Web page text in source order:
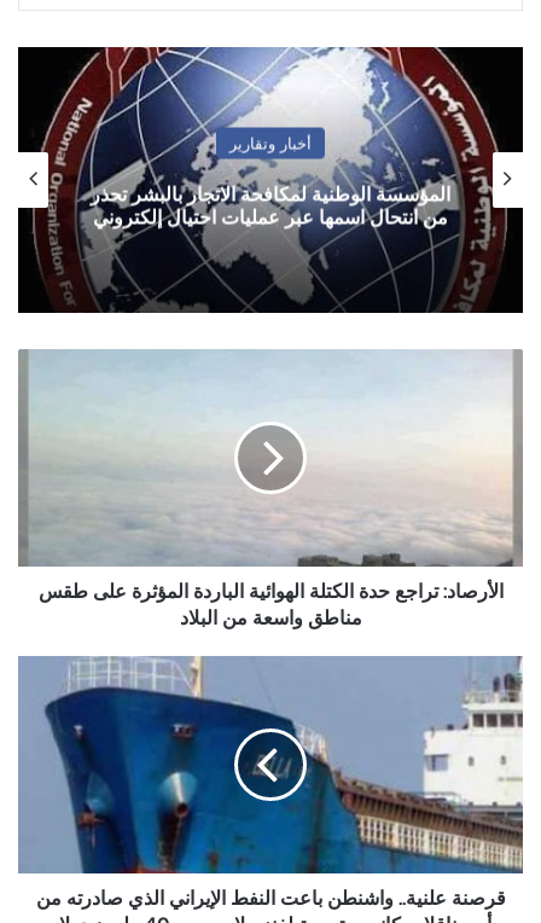
أخبار وتقارير
المؤسسة الوطنية لمكافحة الاتجار بالبشر تحذر
من انتحال اسمها عبر عمليات احتيال إلكتروني
المؤثرة
على
طقس
مناطق
البلاد
الأرصاد: تراجع حدة الكتلة الهوائية الباردة المؤثرة على طقس
مناطق واسعة من البلاد
قرصنة
علنية..
واشنطن
النفط
الذي
صادرته
من
أربعقرصنة علنية.. واشنطن باعت النفط الإيراني الذي صادرته من